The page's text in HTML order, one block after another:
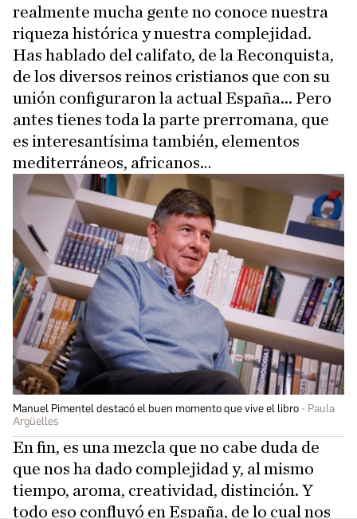
realmente mucha gente no conoce nuestra
riqueza histórica y nuestra complejidad.
Has hablado del califato, de la Reconquista,
de los diversos reinos cristianos que con su
unión configuraron la actual España... Pero
antes tienes toda la parte prerromana, que
es interesantísima también, elementos
mediterráneos, africanos…
Manuel Pimentel destacó el buen momento que vive el libro
Paula
Argüelles
En fin, es una mezcla que no cabe duda de
que nos ha dado complejidad y, al mismo
tiempo, aroma, creatividad, distinción. Y
todo eso confluyó en España, de lo cual nos